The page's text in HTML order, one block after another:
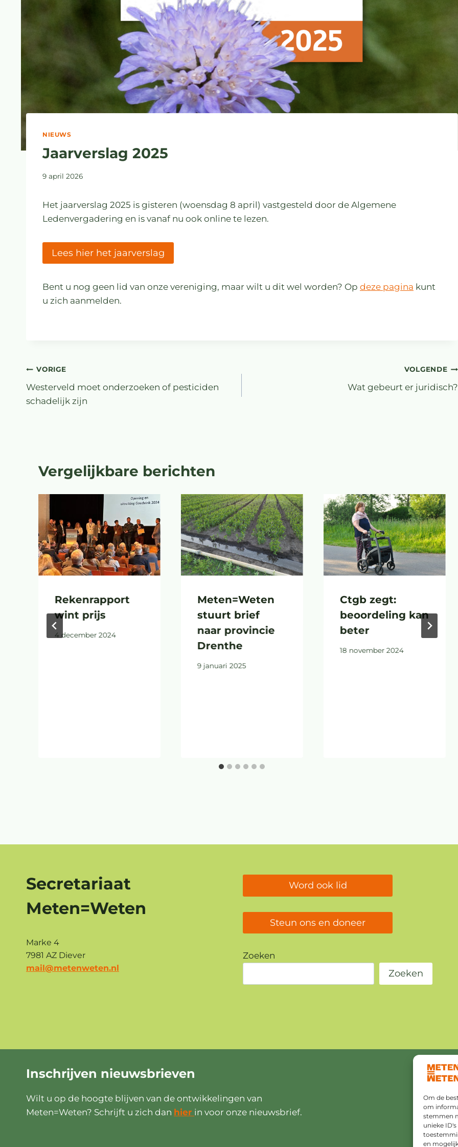
Om de
om
stemmen
unieke
en
NIEUWS
Jaarverslag 2025
9 april 2026
Het jaarverslag 2025 is gisteren (woensdag 8 april) vastgesteld door de Algemene
Ledenvergadering en is vanaf nu ook online te lezen.
Lees hier het jaarverslag
Bent u nog geen lid van onze vereniging, maar wilt u dit wel worden? Op deze pagina kunt
u zich aanmelden.
VORIGE
Westerveld moet onderzoeken of pesticiden
schadelijk zijn
VOLGENDE
Wat gebeurt er juridisch?
Vergelijkbare berichten
Rekenrapport
wint prijs
4 december 2024
Meten=Weten
stuurt brief
naar provincie
Drenthe
9 januari 2025
Ctgb zegt:
beoordeling kan
beter
18 november 2024
Secretariaat
Meten=Weten
Marke 4
7981 AZ Diever
mail@metenweten.nl
Word ook lid
Steun ons en doneer
Zoeken
Zoeken
Inschrijven nieuwsbrieven
Wilt u op de hoogte blijven van de ontwikkelingen van
Meten=Weten? Schrijft u zich dan hier in voor onze nieuwsbrief.